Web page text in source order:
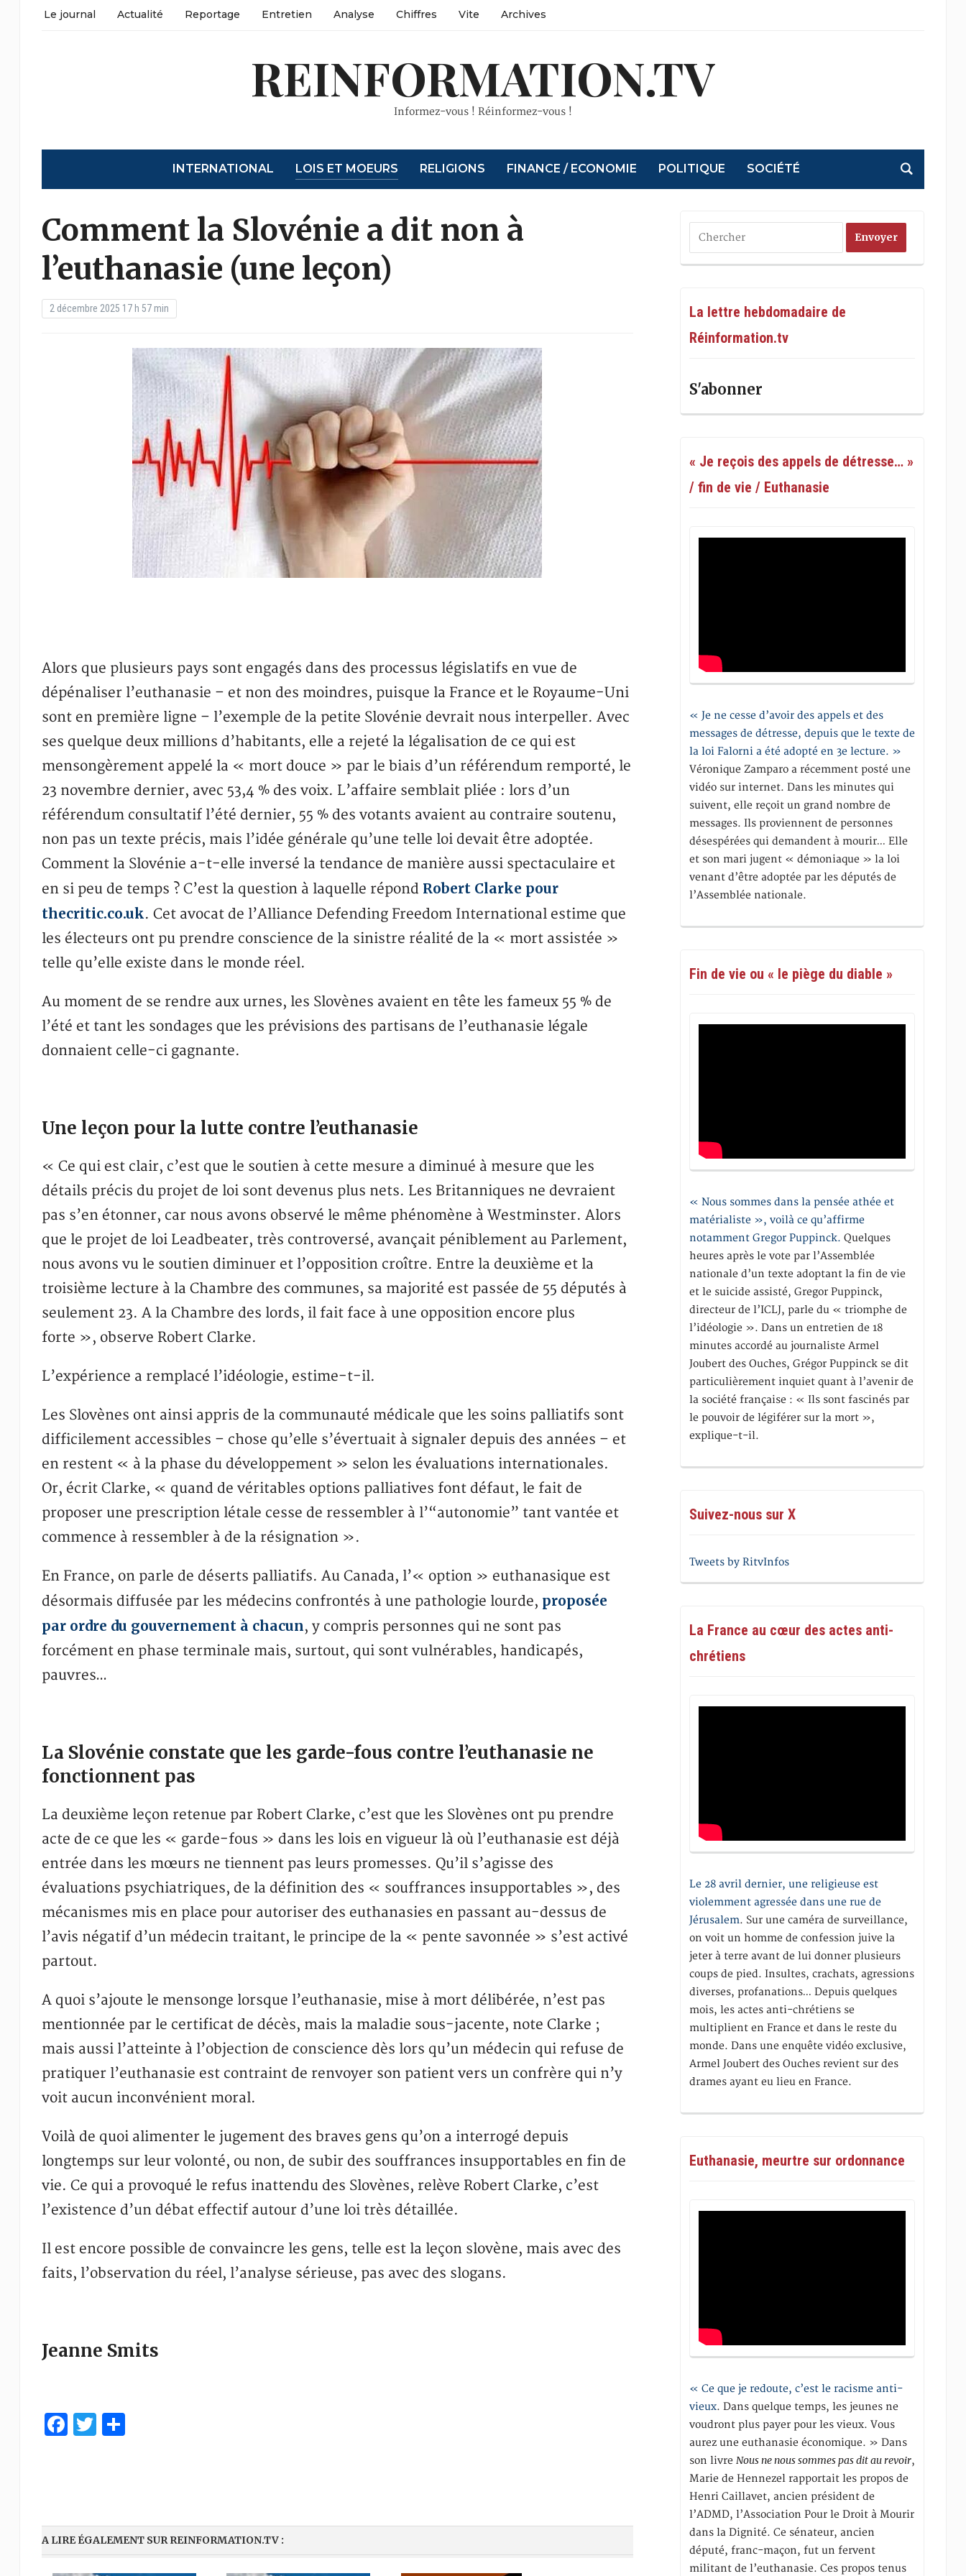
Le journal Actualité Reportage Entretien Analyse Chiffres Vite Archives
REINFORMATION.TV
Informez-vous ! Réinformez-vous !
INTERNATIONAL LOIS ET MOEURS RELIGIONS FINANCE / ECONOMIE POLITIQUE SOCIÉTÉ
Comment la Slovénie a dit non à
l’euthanasie (une leçon)
2 décembre 2025 17 h 57 min
Alors que plusieurs pays sont engagés dans des processus législatifs en vue de
dépénaliser l’euthanasie – et non des moindres, puisque la France et le Royaume-Uni
sont en première ligne – l’exemple de la petite Slovénie devrait nous interpeller. Avec
ses quelque deux millions d’habitants, elle a rejeté la légalisation de ce qui est
mensongèrement appelé la « mort douce » par le biais d’un référendum remporté, le
23 novembre dernier, avec 53,4 % des voix. L’affaire semblait pliée : lors d’un
référendum consultatif l’été dernier, 55 % des votants avaient au contraire soutenu,
non pas un texte précis, mais l’idée générale qu’une telle loi devait être adoptée.
Comment la Slovénie a-t-elle inversé la tendance de manière aussi spectaculaire et
en si peu de temps ? C’est la question à laquelle répond Robert Clarke pour
thecritic.co.uk. Cet avocat de l’Alliance Defending Freedom International estime que
les électeurs ont pu prendre conscience de la sinistre réalité de la « mort assistée »
telle qu’elle existe dans le monde réel.
Au moment de se rendre aux urnes, les Slovènes avaient en tête les fameux 55 % de
l’été et tant les sondages que les prévisions des partisans de l’euthanasie légale
donnaient celle-ci gagnante.
Une leçon pour la lutte contre l’euthanasie
« Ce qui est clair, c’est que le soutien à cette mesure a diminué à mesure que les
détails précis du projet de loi sont devenus plus nets. Les Britanniques ne devraient
pas s’en étonner, car nous avons observé le même phénomène à Westminster. Alors
que le projet de loi Leadbeater, très controversé, avançait péniblement au Parlement,
nous avons vu le soutien diminuer et l’opposition croître. Entre la deuxième et la
troisième lecture à la Chambre des communes, sa majorité est passée de 55 députés à
seulement 23. A la Chambre des lords, il fait face à une opposition encore plus
forte », observe Robert Clarke.
L’expérience a remplacé l’idéologie, estime-t-il.
Les Slovènes ont ainsi appris de la communauté médicale que les soins palliatifs sont
difficilement accessibles – chose qu’elle s’évertuait à signaler depuis des années – et
en restent « à la phase du développement » selon les évaluations internationales.
Or, écrit Clarke, « quand de véritables options palliatives font défaut, le fait de
proposer une prescription létale cesse de ressembler à l’“autonomie” tant vantée et
commence à ressembler à de la résignation ».
En France, on parle de déserts palliatifs. Au Canada, l’« option » euthanasique est
désormais diffusée par les médecins confrontés à une pathologie lourde, proposée
par ordre du gouvernement à chacun, y compris personnes qui ne sont pas
forcément en phase terminale mais, surtout, qui sont vulnérables, handicapés,
pauvres…
La Slovénie constate que les garde-fous contre l’euthanasie ne
fonctionnent pas
La deuxième leçon retenue par Robert Clarke, c’est que les Slovènes ont pu prendre
acte de ce que les « garde-fous » dans les lois en vigueur là où l’euthanasie est déjà
entrée dans les mœurs ne tiennent pas leurs promesses. Qu’il s’agisse des
évaluations psychiatriques, de la définition des « souffrances insupportables », des
mécanismes mis en place pour autoriser des euthanasies en passant au-dessus de
l’avis négatif d’un médecin traitant, le principe de la « pente savonnée » s’est activé
partout.
A quoi s’ajoute le mensonge lorsque l’euthanasie, mise à mort délibérée, n’est pas
mentionnée par le certificat de décès, mais la maladie sous-jacente, note Clarke ;
mais aussi l’atteinte à l’objection de conscience dès lors qu’un médecin qui refuse de
pratiquer l’euthanasie est contraint de renvoyer son patient vers un confrère qui n’y
voit aucun inconvénient moral.
Voilà de quoi alimenter le jugement des braves gens qu’on a interrogé depuis
longtemps sur leur volonté, ou non, de subir des souffrances insupportables en fin de
vie. Ce qui a provoqué le refus inattendu des Slovènes, relève Robert Clarke, c’est
l’existence d’un débat effectif autour d’une loi très détaillée.
Il est encore possible de convaincre les gens, telle est la leçon slovène, mais avec des
faits, l’observation du réel, l’analyse sérieuse, pas avec des slogans.
Jeanne Smits
Facebook
Twitter
Share
A LIRE ÉGALEMENT SUR REINFORMATION.TV :
La lettre hebdomadaire de
Réinformation.tv
S'abonner
« Je reçois des appels de détresse… »
/ fin de vie / Euthanasie
« Je ne cesse d’avoir des appels et des
messages de détresse, depuis que le texte de
la loi Falorni a été adopté en 3e lecture. »
Véronique Zamparo a récemment posté une
vidéo sur internet. Dans les minutes qui
suivent, elle reçoit un grand nombre de
messages. Ils proviennent de personnes
désespérées qui demandent à mourir… Elle
et son mari jugent « démoniaque » la loi
venant d’être adoptée par les députés de
l’Assemblée nationale.
Fin de vie ou « le piège du diable »
« Nous sommes dans la pensée athée et
matérialiste », voilà ce qu’affirme
notamment Gregor Puppinck. Quelques
heures après le vote par l’Assemblée
nationale d’un texte adoptant la fin de vie
et le suicide assisté, Gregor Puppinck,
directeur de l’ICLJ, parle du « triomphe de
l’idéologie ». Dans un entretien de 18
minutes accordé au journaliste Armel
Joubert des Ouches, Grégor Puppinck se dit
particulièrement inquiet quant à l’avenir de
la société française : « Ils sont fascinés par
le pouvoir de légiférer sur la mort »,
explique-t-il.
Suivez-nous sur X
Tweets by RitvInfos
La France au cœur des actes anti-
chrétiens
Le 28 avril dernier, une religieuse est
violemment agressée dans une rue de
Jérusalem. Sur une caméra de surveillance,
on voit un homme de confession juive la
jeter à terre avant de lui donner plusieurs
coups de pied. Insultes, crachats, agressions
diverses, profanations… Depuis quelques
mois, les actes anti-chrétiens se
multiplient en France et dans le reste du
monde. Dans une enquête vidéo exclusive,
Armel Joubert des Ouches revient sur des
drames ayant eu lieu en France.
Euthanasie, meurtre sur ordonnance
« Ce que je redoute, c’est le racisme anti-
vieux. Dans quelque temps, les jeunes ne
voudront plus payer pour les vieux. Vous
aurez une euthanasie économique. » Dans
son livreNous ne nous sommes pas dit au revoir,
Marie de Hennezel rapportait les propos de
Henri Caillavet, ancien président de
l’ADMD, l’Association Pour le Droit à Mourir
dans la Dignité. Ce sénateur, ancien
député, franc-maçon, fut un fervent
militant de l’euthanasie. Ces propos tenus